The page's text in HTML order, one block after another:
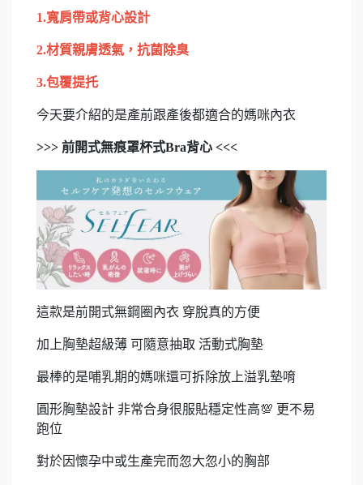
1.寬肩帶或背心設計
2.材質親膚透氣，抗菌除臭
3.包覆提托
今天要介紹的是產前跟產後都適合的媽咪內衣
>>> 前開式無痕罩杯式Bra背心 <<<
這款是前開式無鋼圈內衣 穿脫真的方便
加上胸墊超級薄 可隨意抽取 活動式胸墊
最棒的是哺乳期的媽咪還可拆除放上溢乳墊唷
圓形胸墊設計 非常合身很服貼穩定性高💯 更不易
跑位
對於因懷孕中或生產完而忽大忽小的胸部